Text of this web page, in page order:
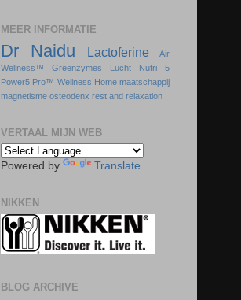
MEER INFORMATIE
Dr Naidu Lactoferine
Air
Wellness™
Greenzymes Lucht
Nutri 5
Power5 Pro™ Wellness Home maatschappij
magnetisme osteodenx rest and relaxation
VERTAAL MIJN WEB
Powered by Translate
NIKKEN
BLOG ARCHIVE